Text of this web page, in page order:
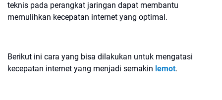
teknis pada perangkat jaringan dapat membantu
memulihkan kecepatan internet yang optimal.
Berikut ini cara yang bisa dilakukan untuk mengatasi
kecepatan internet yang menjadi semakin lemot.